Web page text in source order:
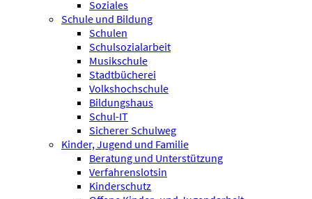
Soziales
Schule und Bildung
Schulen
Schulsozialarbeit
Musikschule
Stadtbücherei
Volkshochschule
Bildungshaus
Schul-IT
Sicherer Schulweg
Kinder, Jugend und Familie
Beratung und Unterstützung
Verfahrenslotsin
Kinderschutz